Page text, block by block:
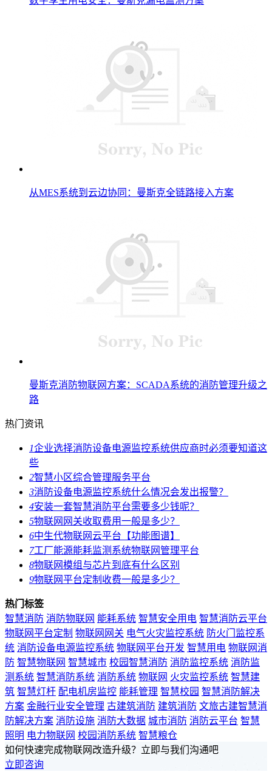
从MES系统到云边协同：曼斯克全链路接入方案
曼斯克消防物联网方案：SCADA系统的消防管理升级之
路
热门资讯
1企业选择消防设备电源监控系统供应商时必须要知道这
些
2智慧小区综合管理服务平台
3消防设备电源监控系统什么情况会发出报警？
4安装一套智慧消防平台需要多少钱呢？
5物联网网关收取费用一般是多少？
6中生代物联网云平台【功能图谱】
7工厂能源能耗监测系统物联网管理平台
8物联网模组与芯片到底有什么区别
9物联网平台定制收费一般是多少？
热门标签
智慧消防 消防物联网 能耗系统 智慧安全用电 智慧消防云平台
物联网平台定制 物联网网关 电气火灾监控系统 防火门监控系
统 消防设备电源监控系统 物联网平台开发 智慧用电 物联网消
防 智慧物联网 智慧城市 校园智慧消防 消防监控系统 消防监
测系统 智慧消防系统 消防系统 物联网 火灾监控系统 智慧建
筑 智慧灯杆 配电机房监控 能耗管理 智慧校园 智慧消防解决
方案 金融行业安全管理 古建筑消防 建筑消防 文旅古建智慧消
防解决方案 消防设施 消防大数据 城市消防 消防云平台 智慧
照明 电力物联网 校园消防系统 智慧粮仓
如何快速完成物联网改造升级？立即与我们沟通吧
立即咨询